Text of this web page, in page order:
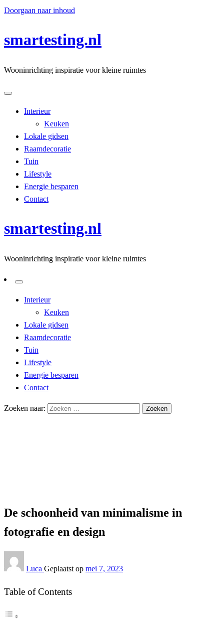
Doorgaan naar inhoud
smartesting.nl
Wooninrichting inspiratie voor kleine ruimtes
Interieur
Keuken
Lokale gidsen
Raamdecoratie
Tuin
Lifestyle
Energie besparen
Contact
smartesting.nl
Wooninrichting inspiratie voor kleine ruimtes
Interieur
Keuken
Lokale gidsen
Raamdecoratie
Tuin
Lifestyle
Energie besparen
Contact
Zoeken naar:
De schoonheid van minimalisme in
fotografie en design
Luca Geplaatst op mei 7, 2023
Table of Contents